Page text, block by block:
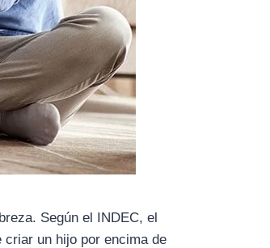
Según el INDEC, el
criar un hijo por encima de